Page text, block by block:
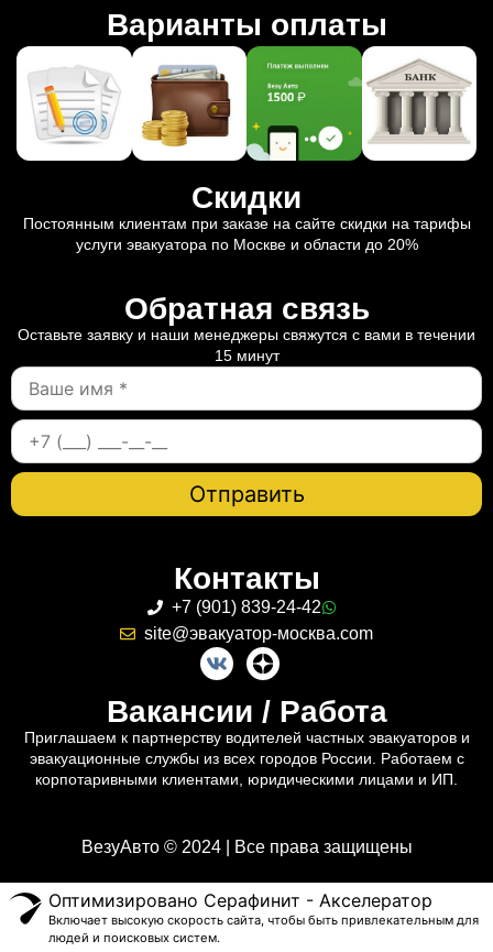
Варианты оплаты
Скидки
Постоянным клиентам при заказе на сайте скидки на тарифы
услуги эвакуатора по Москве и области до 20%
Обратная связь
Оставьте заявку и наши менеджеры свяжутся с вами в течении
15 минут
Контакты
+7 (901) 839-24-42
site@эвакуатор-москва.com
Вакансии / Работа
Приглашаем к партнерству водителей частных эвакуаторов и
эвакуационные службы из всех городов России. Работаем с
корпотаривными клиентами, юридическими лицами и ИП.
ВезуАвто © 2024 | Все права защищены
Оптимизировано Серафинит - Акселератор
Включает высокую скорость сайта, чтобы быть привлекательным для
людей и поисковых систем.